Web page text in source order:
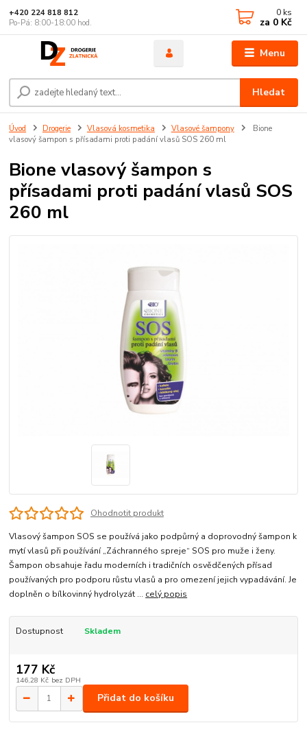
Menu
Hledat
+420 224 818 812
Po-Pá: 8:00-18:00 hod.
0 ks
za 0 Kč
Úvod Drogerie Vlasová kosmetika Vlasové šampony
Bione
vlasový šampon s přísadami proti padání vlasů SOS 260 ml
Bione vlasový šampon s
přísadami proti padání vlasů SOS
260 ml
Ohodnotit produkt
Vlasový šampon SOS se používá jako podpůrný a doprovodný šampon k
mytí vlasů při používání „Záchranného spreje“ SOS pro muže i ženy.
Šampon obsahuje řadu moderních i tradičních osvědčených přísad
používaných pro podporu růstu vlasů a pro omezení jejich vypadávání. Je
doplněn o bílkovinný hydrolyzát ... celý popis
Dostupnost Skladem
177 Kč
146,28 Kč bez DPH
Přidat do košíku